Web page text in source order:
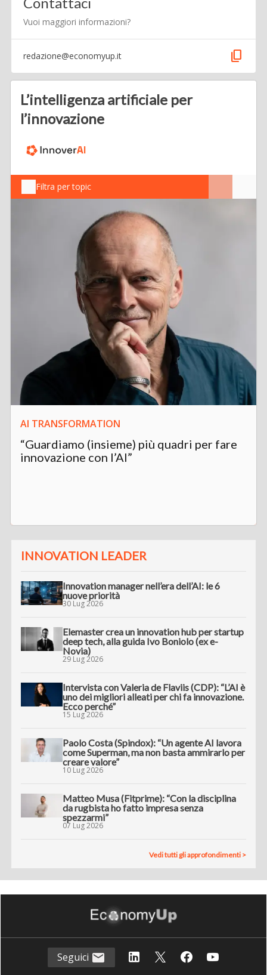
Vuoi maggiori informazioni?
redazione@economyup.it content_copy
L’intelligenza artificiale per
l’innovazione
Filtra per topic
AI TRANSFORMATION
“Guardiamo (insieme) più quadri per fare
innovazione con l’AI”
INNOVATION LEADER
Innovation manager nell’era dell’AI: le 6
nuove priorità
30 Lug 2026
Elemaster crea un innovation hub per startup
deep tech, alla guida Ivo Boniolo (ex e-
Novia)
29 Lug 2026
Intervista con Valeria de Flaviis (CDP): “L’AI è
uno dei migliori alleati per chi fa innovazione.
Ecco perché”
15 Lug 2026
Paolo Costa (Spindox): “Un agente AI lavora
come Superman, ma non basta ammirarlo per
creare valore”
10 Lug 2026
Matteo Musa (Fitprime): “Con la disciplina
da rugbista ho fatto impresa senza
spezzarmi”
07 Lug 2026
Vedi tutti gli approfondimenti >
Seguici